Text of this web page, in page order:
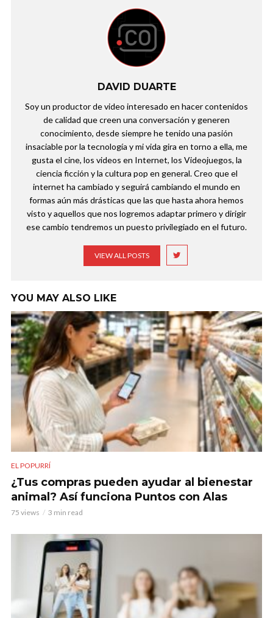
DAVID DUARTE
Soy un productor de video interesado en hacer contenidos
de calidad que creen una conversación y generen
conocimiento, desde siempre he tenido una pasión
insaciable por la tecnología y mi vida gira en torno a ella, me
gusta el cine, los videos en Internet, los Videojuegos, la
ciencia ficción y la cultura pop en general. Creo que el
internet ha cambiado y seguirá cambiando el mundo en
formas aún más drásticas que las que hasta ahora hemos
visto y aquellos que nos logremos adaptar primero y dirigir
ese cambio tendremos un puesto privilegiado en el futuro.
VIEW ALL POSTS
YOU MAY ALSO LIKE
EL POPURRÍ
¿Tus compras pueden ayudar al bienestar
animal? Así funciona Puntos con Alas
75 views 3 min read